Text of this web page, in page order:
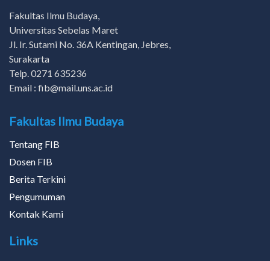
Fakultas Ilmu Budaya,
Universitas Sebelas Maret
Jl. Ir. Sutami No. 36A Kentingan, Jebres,
Surakarta
Telp. 0271 635236
Email : fib@mail.uns.ac.id
Fakultas Ilmu Budaya
Tentang FIB
Dosen FIB
Berita Terkini
Pengumuman
Kontak Kami
Links